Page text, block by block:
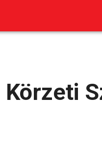
Körzeti